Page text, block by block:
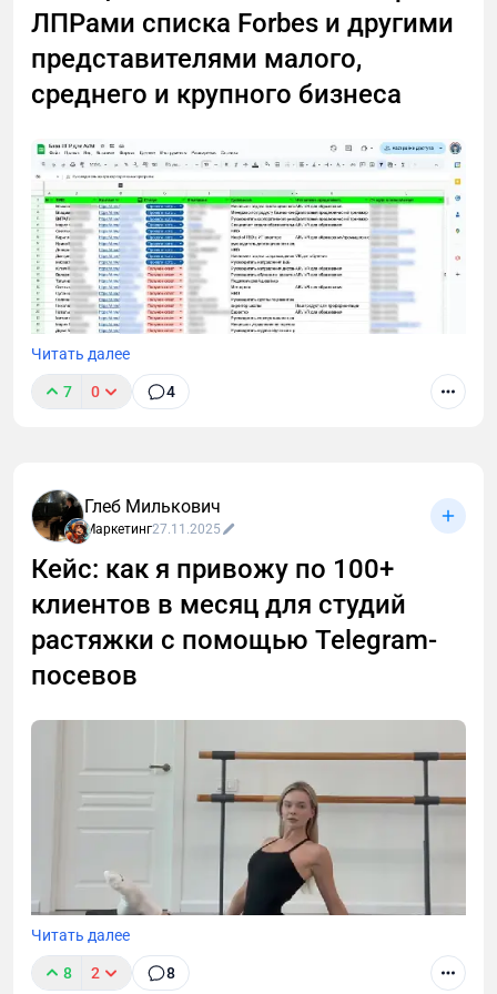
ЛПРами списка Forbes и другими
представителями малого,
среднего и крупного бизнеса
В этом лонгриде я расскажу, как через тернии проб
которые сделал после тысяч (!) холодных диалогов
с малым, средним и крупным бизнесом.
Читать далее
7 0 4
Глеб Милькович
Маркетинг27.11.2025
Кейс: как я привожу по 100+
клиентов в месяц для студий
растяжки с помощью Telegram-
посевов
Читать далее
8 2 8